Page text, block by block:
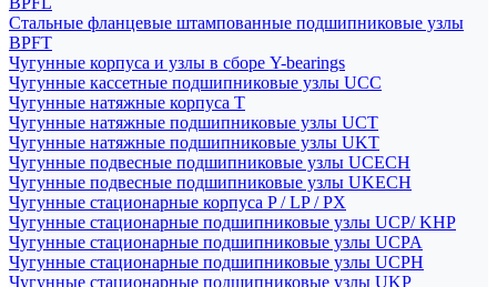
Стальные фланцевые штампованные подшипниковые узлы
BPFT
Чугунные корпуса и узлы в сборе Y-bearings
Чугунные кассетные подшипниковые узлы UCC
Чугунные натяжные корпуса T
Чугунные натяжные подшипниковые узлы UCT
Чугунные натяжные подшипниковые узлы UKT
Чугунные подвесные подшипниковые узлы UCECH
Чугунные подвесные подшипниковые узлы UKECH
Чугунные стационарные корпуса P / LP / PX
Чугунные стационарные подшипниковые узлы UCP/ KHP
Чугунные стационарные подшипниковые узлы UCPA
Чугунные стационарные подшипниковые узлы UCPH
Чугунные стационарные подшипниковые узлы UKP